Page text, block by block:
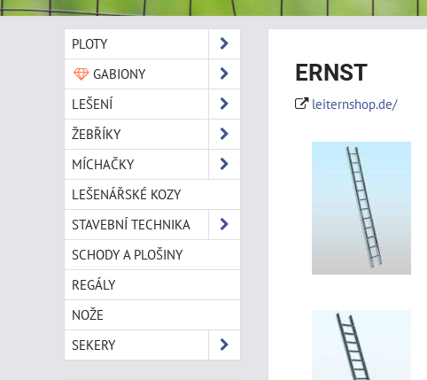
ERNST
leiternshop.de/
PLOTY
GABIONY
LEŠENÍ
ŽEBŘÍKY
MÍCHAČKY
LEŠENÁŘSKÉ KOZY
STAVEBNÍ TECHNIKA
SCHODY A PLOŠINY
REGÁLY
NOŽE
SEKERY